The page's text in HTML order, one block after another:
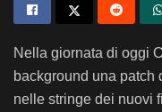
Nella giornata di oggi
background una patch
nelle stringe dei nuovi